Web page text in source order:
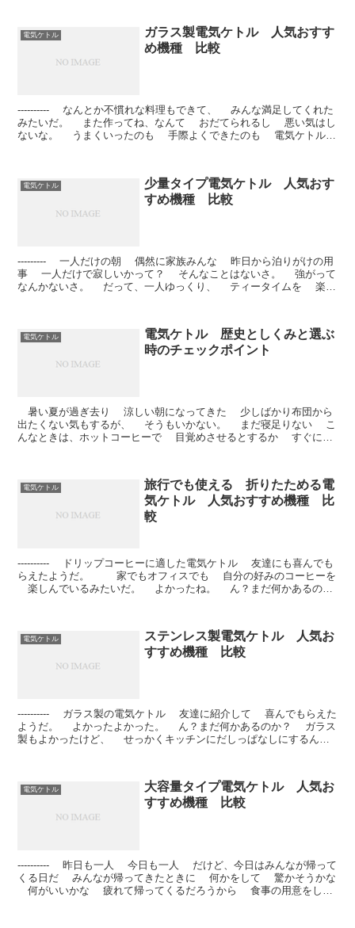
電気ケトル
ガラス製電気ケトル 人気おすす
め機種 比較
---------- なんとか不慣れな料理もできて、 みんな満足してくれた
みたいだ。 また作ってね、なんて おだてられるし 悪い気はし
ないな。 うまくいったのも 手際よくできたのも 電気ケトルの
電気ケトル
少量タイプ電気ケトル 人気おす
すめ機種 比較
--------- 一人だけの朝 偶然に家族みんな 昨日から泊りがけの用
事 一人だけで寂しいかって？ そんなことはないさ。 強がって
なんかないさ。 だって、一人ゆっくり、 ティータイムを 楽し
電気ケトル
電気ケトル 歴史としくみと選ぶ
時のチェックポイント
暑い夏が過ぎ去り 涼しい朝になってきた 少しばかり布団から
出たくない気もするが、 そうもいかない。 まだ寝足りない こ
んなときは、ホットコーヒーで 目覚めさせるとするか すぐにで
電気ケトル
旅行でも使える 折りたためる電
気ケトル 人気おすすめ機種 比
較
---------- ドリップコーヒーに適した電気ケトル 友達にも喜んでも
らえたようだ。 家でもオフィスでも 自分の好みのコーヒーを
楽しんでいるみたいだ。 よかったね。 ん？まだ何かあるの？
電気ケトル
ステンレス製電気ケトル 人気お
すすめ機種 比較
---------- ガラス製の電気ケトル 友達に紹介して 喜んでもらえた
ようだ。 よかったよかった。 ん？まだ何かあるのか？ ガラス
製もよかったけど、 せっかくキッチンにだしっぱなしにするんだ
電気ケトル
大容量タイプ電気ケトル 人気お
すすめ機種 比較
---------- 昨日も一人 今日も一人 だけど、今日はみんなが帰って
くる日だ みんなが帰ってきたときに 何かをして 驚かそうかな
何がいいかな 疲れて帰ってくるだろうから 食事の用意をして